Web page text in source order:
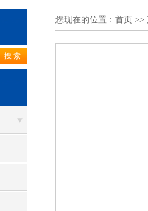
您现在的位置： 首页 >>